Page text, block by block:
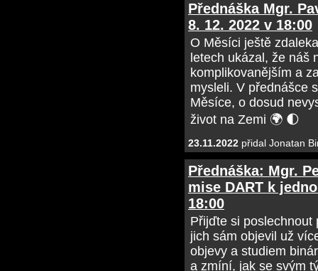
Přednáška Mgr.
8. 12. 2022 v 18:00
O Měsíci ještě
letech ukázal, že náš
komplikovanějším a
mysleli. V přednášce
Měsíce, o dosud
život na Zemi 🌍 🌓
23.11.2022 přidal Jonatan
Přednáška: Mgr.
mise DART k
18:00
Přijďte si poslechnout
jich sám objevil už
objevy a studiem
a zmíní, jak se svým